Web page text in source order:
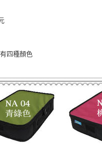
四種顏色